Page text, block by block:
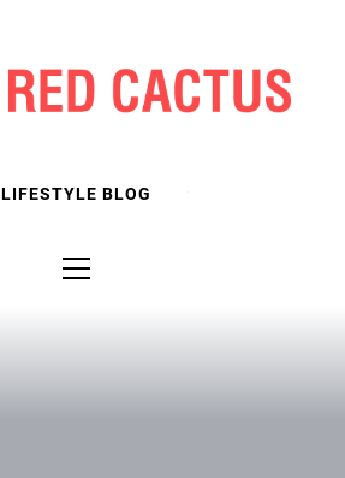
LIFESTYLE BLOG
Menu